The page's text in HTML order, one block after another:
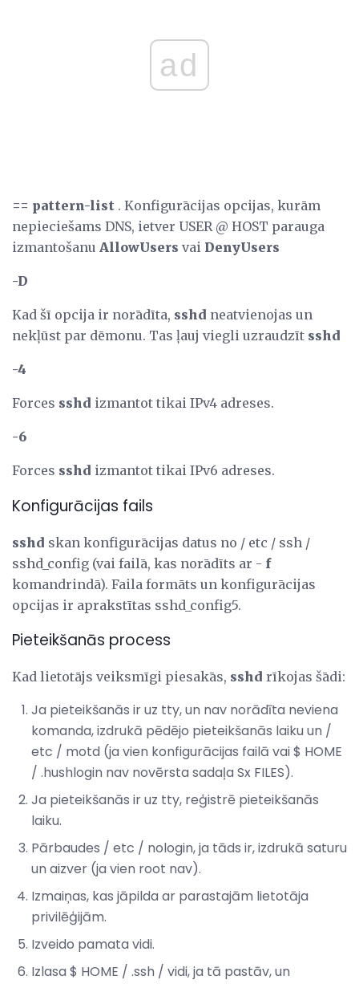
ad
== pattern-list . Konfigurācijas opcijas, kurām
nepieciešams DNS, ietver USER @ HOST parauga
izmantošanu AllowUsers vai DenyUsers
-D
Kad šī opcija ir norādīta, sshd neatvienojas un
nekļūst par dēmonu. Tas ļauj viegli uzraudzīt sshd
-4
Forces sshd izmantot tikai IPv4 adreses.
-6
Forces sshd izmantot tikai IPv6 adreses.
Konfigurācijas fails
sshd skan konfigurācijas datus no / etc / ssh /
sshd_config (vai failā, kas norādīts ar - f
komandrindā). Faila formāts un konfigurācijas
opcijas ir aprakstītas sshd_config5.
Pieteikšanās process
Kad lietotājs veiksmīgi piesakās, sshd rīkojas šādi:
Ja pieteikšanās ir uz tty, un nav norādīta neviena
komanda, izdrukā pēdējo pieteikšanās laiku un /
etc / motd (ja vien konfigurācijas failā vai $ HOME
/ .hushlogin nav novērsta sadaļa Sx FILES).
Ja pieteikšanās ir uz tty, reģistrē pieteikšanās
laiku.
Pārbaudes / etc / nologin, ja tāds ir, izdrukā saturu
un aizver (ja vien root nav).
Izmaiņas, kas jāpilda ar parastajām lietotāja
privilēģijām.
Izveido pamata vidi.
Izlasa $ HOME / .ssh / vidi, ja tā pastāv, un